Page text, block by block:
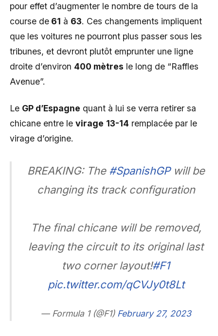
pour effet d’augmenter le nombre de tours de la
course de 61 à 63. Ces changements impliquent
que les voitures ne pourront plus passer sous les
tribunes, et devront plutôt emprunter une ligne
droite d’environ 400 mètres le long de “Raffles
Avenue”.
Le GP d’Espagne quant à lui se verra retirer sa
chicane entre le virage 13-14 remplacée par le
virage d’origine.
BREAKING: The #SpanishGPwill be
changing its track configuration
The final chicane will be removed,
leaving the circuit to its original last
two corner layout!#F1
pic.twitter.com/qCVJy0t8Lt
— Formula 1 (@F1) February 27, 2023